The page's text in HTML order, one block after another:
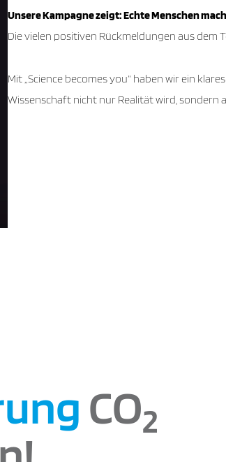
Unsere Kampagne zeigt: Echte Menschen
Die vielen positiven Rückmeldungen aus
Mit „Science becomes you“ haben wir ein
Wissenschaft nicht nur Realität wird, sondern
CO2